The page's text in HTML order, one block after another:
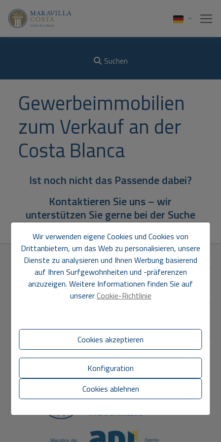
Suchen
Gewerbeimmobilien
zum Verkauf an der
Costa Blanca
Ist noch nicht das Passende dabei?
Kontaktieren Sie uns – wir
unterstützen Sie gerne bei der Suche
nach Ihrer exklusiven Traumimmobilie!
FINDEN SIE UNS
ABSCHNITTE
DIREKTE LINKS
Wir verwenden eigene Cookies und Cookies von
Drittanbietern, um das Web zu personalisieren, unsere
Dienste zu analysieren und Ihnen Werbung basierend
auf Ihren Surfgewohnheiten und -präferenzen
anzuzeigen. Weitere Informationen finden Sie auf
unsererCookie-Richtlinie
Cookies akzeptieren
Konfiguration
Cookies ablehnen